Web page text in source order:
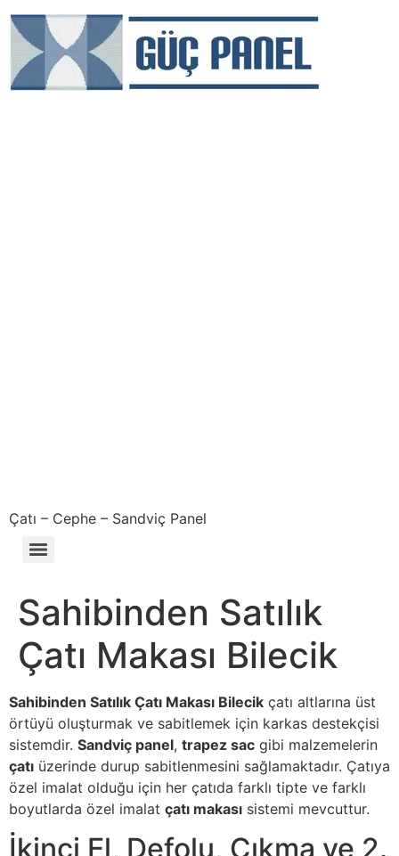
Çatı – Cephe – Sandviç Panel
Sahibinden Satılık
Çatı Makası Bilecik
Sahibinden Satılık Çatı Makası Bilecik çatı altlarına üst
örtüyü oluşturmak ve sabitlemek için karkas destekçisi
sistemdir. Sandviç panel, trapez sac gibi malzemelerin
çatı üzerinde durup sabitlenmesini sağlamaktadır. Çatıya
özel imalat olduğu için her çatıda farklı tipte ve farklı
boyutlarda özel imalat çatı makası sistemi mevcuttur.
İkinci El, Defolu, Çıkma ve 2.